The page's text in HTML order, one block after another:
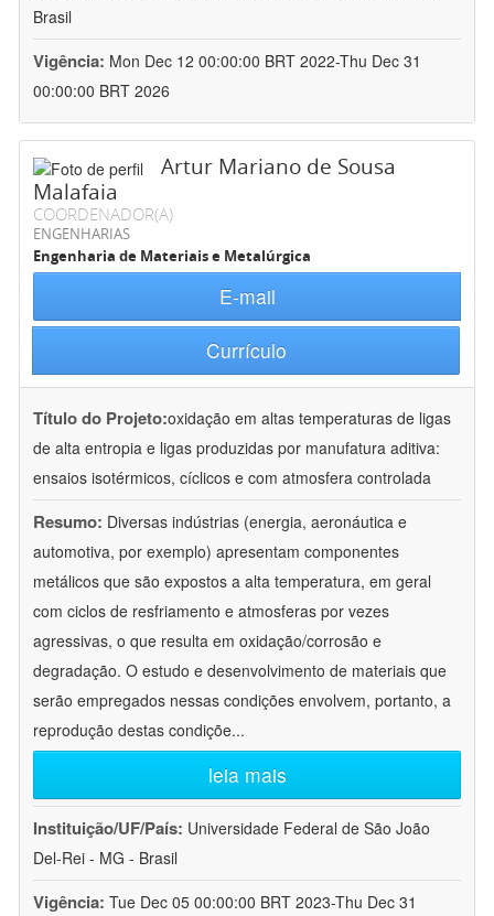
Brasil
Vigência: Mon Dec 12 00:00:00 BRT 2022-Thu Dec 31
00:00:00 BRT 2026
Artur Mariano de Sousa
Malafaia
COORDENADOR(A)
ENGENHARIAS
Engenharia de Materiais e Metalúrgica
E-mail
Currículo
Título do Projeto:oxidação em altas temperaturas de ligas
de alta entropia e ligas produzidas por manufatura aditiva:
ensaios isotérmicos, cíclicos e com atmosfera controlada
Resumo: Diversas indústrias (energia, aeronáutica e
automotiva, por exemplo) apresentam componentes
metálicos que são expostos a alta temperatura, em geral
com ciclos de resfriamento e atmosferas por vezes
agressivas, o que resulta em oxidação/corrosão e
degradação. O estudo e desenvolvimento de materiais que
serão empregados nessas condições envolvem, portanto, a
reprodução destas condiçõe...
leia mais
Instituição/UF/País: Universidade Federal de São João
Del-Rei - MG - Brasil
Vigência: Tue Dec 05 00:00:00 BRT 2023-Thu Dec 31